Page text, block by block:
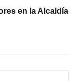
en la Alcaldía